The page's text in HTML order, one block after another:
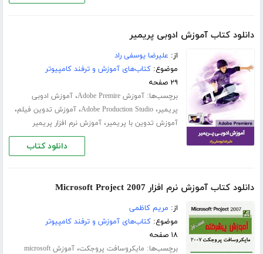
دانلود کتاب آموزش ادوبی پریمیر
از: علیرضا یوسفی راد
موضوع:کتاب‌های آموزش و ترفند کامپیوتر
۲۹ صفحه
برچسب‌ها:آموزش Adobe Premire ،آموزش ادوبی
پریمیر،Adobe Production Studio،آموزش تدوین فیلم،
آموزش تدوین با پریمیر،آموزش نرم افزار پریمیر
دانلود کتاب
دانلود کتاب آموزش نرم افزار Microsoft Project 2007
از: مریم کاظمی
موضوع:کتاب‌های آموزش و ترفند کامپیوتر
۱۸ صفحه
برچسب‌ها: مایکروسافت پروجکت،
آموزش microsoft